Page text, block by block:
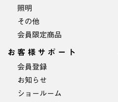
照明
その他
会員限定商品
お客様サポート
会員登録
お知らせ
ショールーム